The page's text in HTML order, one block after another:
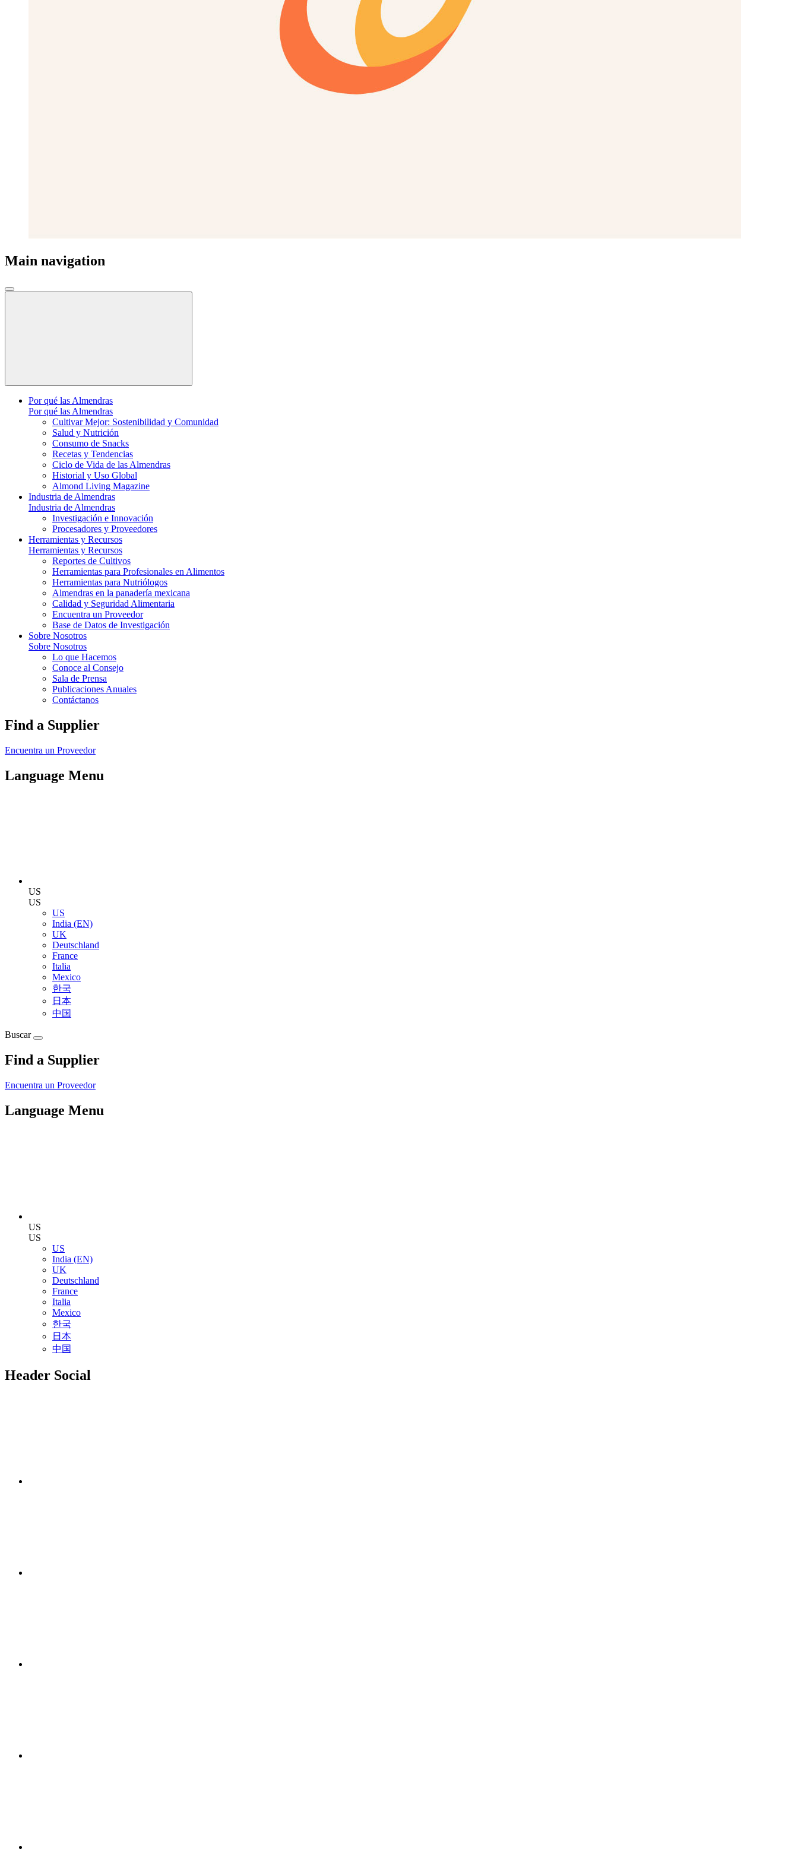
Main navigation
Por qué las Almendras
Por qué las Almendras
Cultivar Mejor: Sostenibilidad y Comunidad
Salud y Nutrición
Consumo de Snacks
Recetas y Tendencias
Ciclo de Vida de las Almendras
Historial y Uso Global
Almond Living Magazine
Industria de Almendras
Industria de Almendras
Investigación e Innovación
Procesadores y Proveedores
Herramientas y Recursos
Herramientas y Recursos
Reportes de Cultivos
Herramientas para Profesionales en Alimentos
Herramientas para Nutriólogos
Almendras en la panadería mexicana
Calidad y Seguridad Alimentaria
Encuentra un Proveedor
Base de Datos de Investigación
Sobre Nosotros
Sobre Nosotros
Lo que Hacemos
Conoce al Consejo
Sala de Prensa
Publicaciones Anuales
Contáctanos
Find a Supplier
Encuentra un Proveedor
Language Menu
US
US
US
India (EN)
UK
Deutschland
France
Italia
Mexico
한국
日本
中国
Buscar
Find a Supplier
Encuentra un Proveedor
Language Menu
US
US
US
India (EN)
UK
Deutschland
France
Italia
Mexico
한국
日本
中国
Header Social